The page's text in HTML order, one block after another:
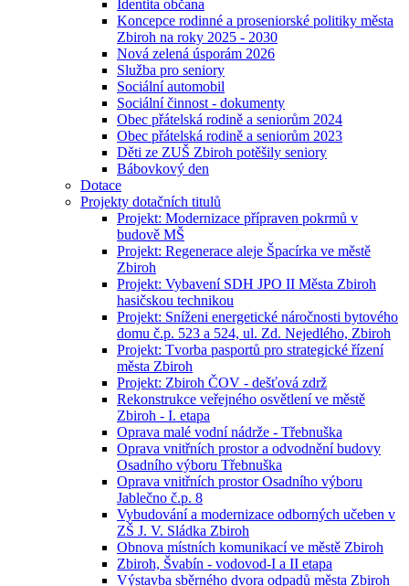
Identita občana
Koncepce rodinné a proseniorské politiky města
Zbiroh na roky 2025 - 2030
Nová zelená úsporám 2026
Služba pro seniory
Sociální automobil
Sociální činnost - dokumenty
Obec přátelská rodině a seniorům 2024
Obec přátelská rodině a seniorům 2023
Děti ze ZUŠ Zbiroh potěšily seniory
Bábovkový den
Dotace
Projekty dotačních titulů
Projekt: Modernizace přípraven pokrmů v
budově MŠ
Projekt: Regenerace aleje Špacírka ve městě
Zbiroh
Projekt: Vybavení SDH JPO II Města Zbiroh
hasičskou technikou
Projekt: Sníženi energetické náročnosti bytového
domu č.p. 523 a 524, ul. Zd. Nejedlého, Zbiroh
Projekt: Tvorba pasportů pro strategické řízení
města Zbiroh
Projekt: Zbiroh ČOV - dešťová zdrž
Rekonstrukce veřejného osvětlení ve městě
Zbiroh - I. etapa
Oprava malé vodní nádrže - Třebnuška
Oprava vnitřních prostor a odvodnění budovy
Osadního výboru Třebnuška
Oprava vnitřních prostor Osadního výboru
Jablečno č.p. 8
Vybudování a modernizace odborných učeben v
ZŠ J. V. Sládka Zbiroh
Obnova místních komunikací ve městě Zbiroh
Zbiroh, Švabín - vodovod-I a II etapa
Výstavba sběrného dvora odpadů města Zbiroh